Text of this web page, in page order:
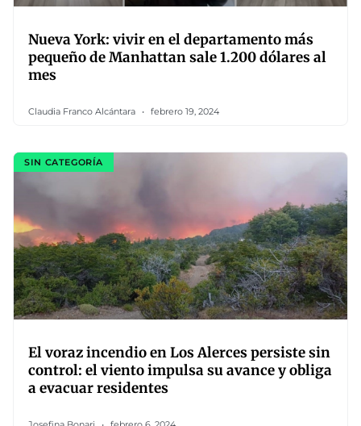
Nueva York: vivir en el departamento más
pequeño de Manhattan sale 1.200 dólares al
mes
Claudia Franco Alcántara febrero 19, 2024
SIN CATEGORÍA
El voraz incendio en Los Alerces persiste sin
control: el viento impulsa su avance y obliga
a evacuar residentes